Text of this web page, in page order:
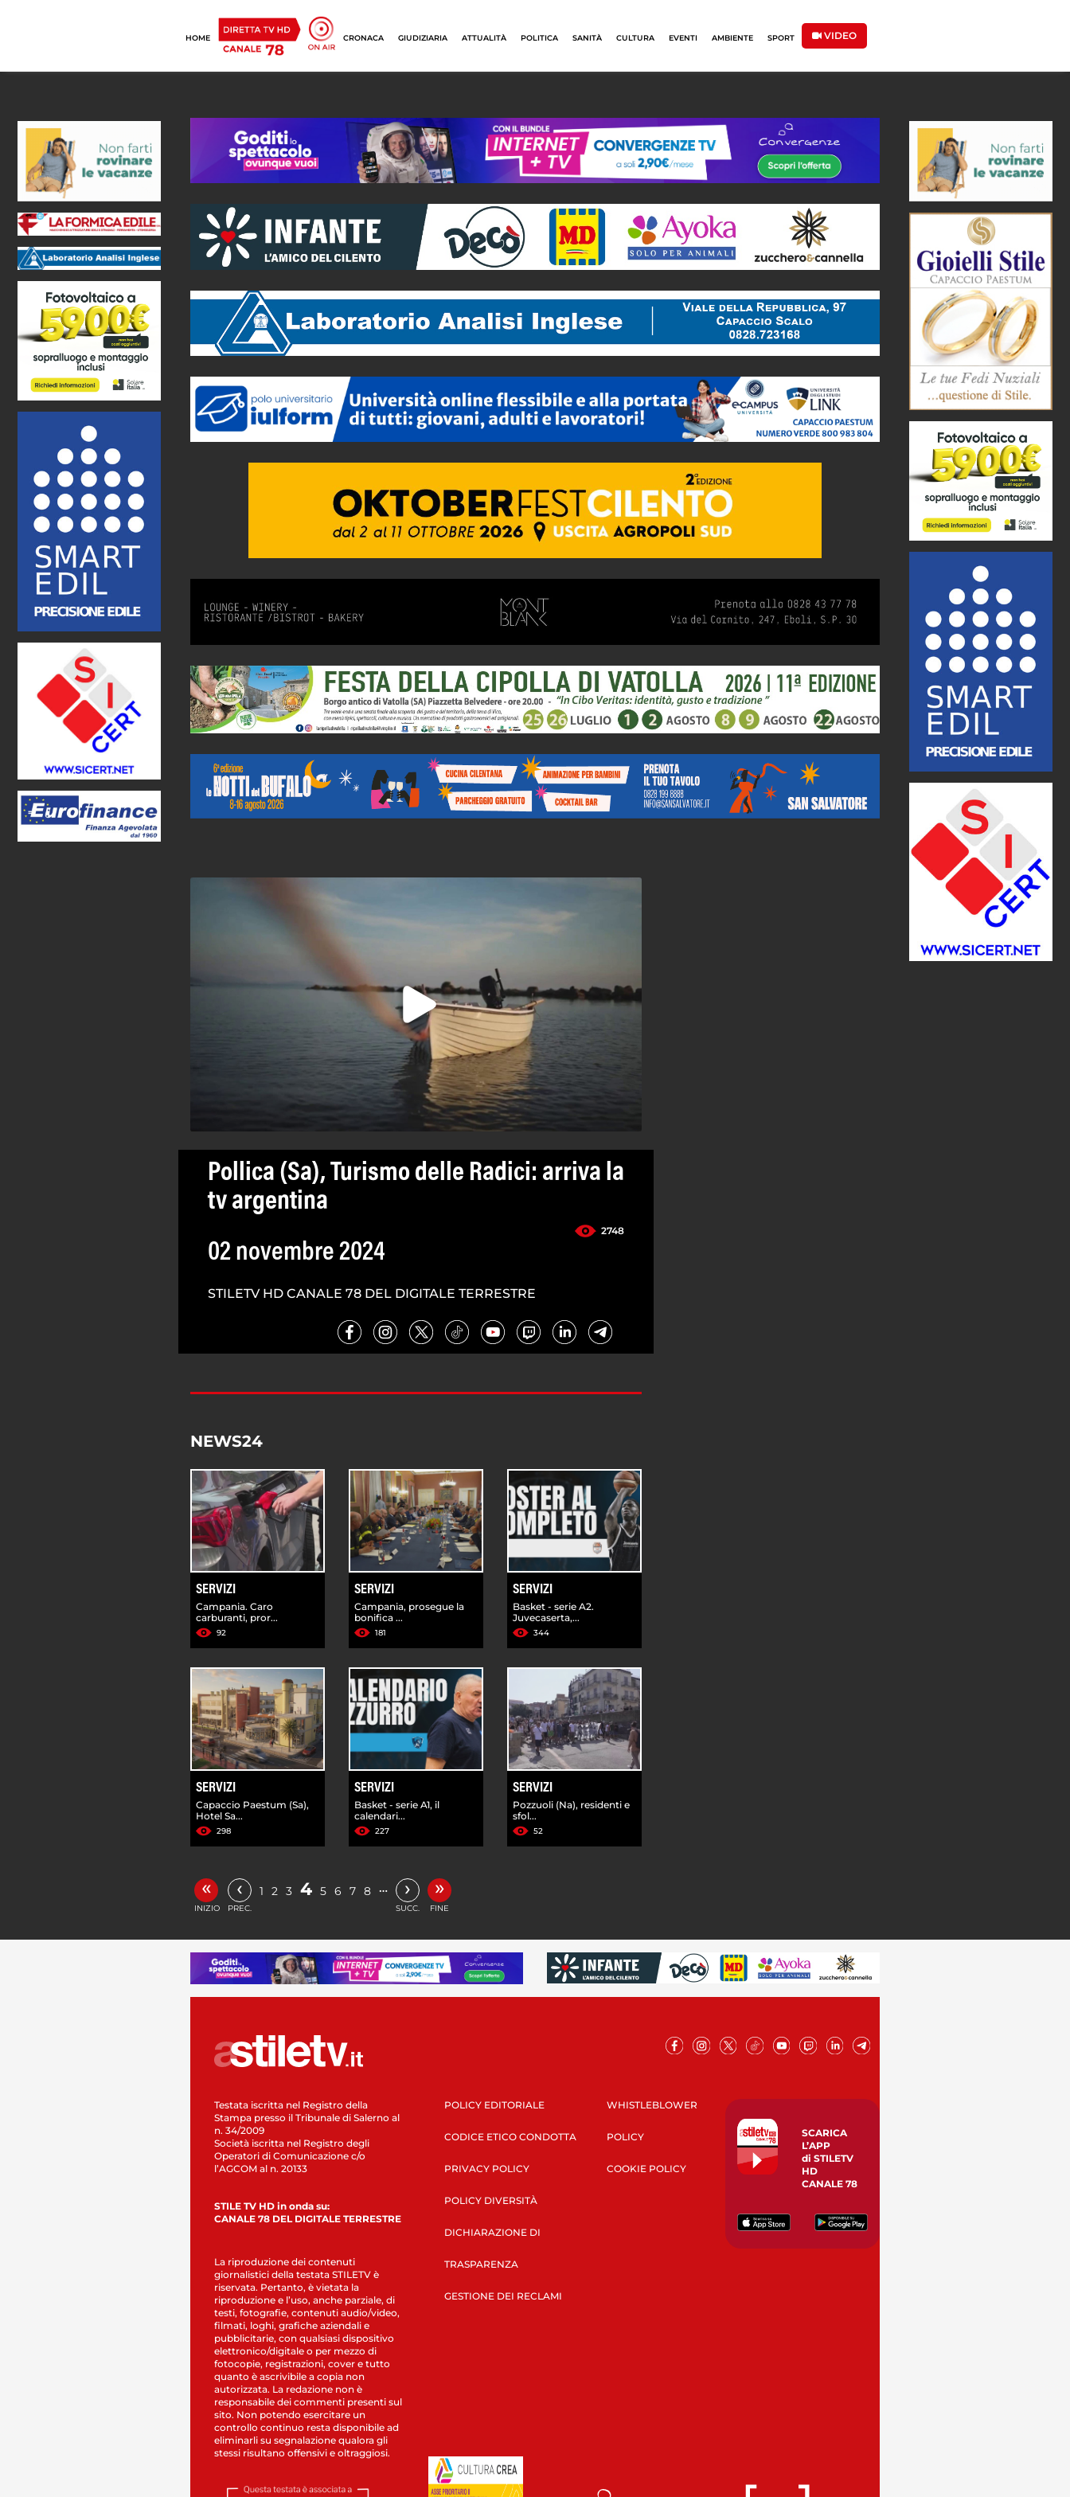
HOME CRONACA GIUDIZIARIA ATTUALITÀ POLITICA SANITÀ CULTURA EVENTI AMBIENTE SPORT VIDEO
Pollica (Sa), Turismo delle Radici: arriva la
tv argentina
2748
02 novembre 2024
STILETV HD CANALE 78 DEL DIGITALE TERRESTRE
NEWS24
SERVIZI
Campania. Caro
carburanti, pror...
92
SERVIZI
Campania, prosegue la
bonifica ...
181
SERVIZI
Basket - serie A2.
Juvecaserta,...
344
SERVIZI
Capaccio Paestum (Sa),
Hotel Sa...
298
SERVIZI
Basket - serie A1, il
calendari...
227
SERVIZI
Pozzuoli (Na), residenti e
sfol...
52
«
INIZIO
‹
PREC.
1 2 3 4 5 6 7 8 … ›
SUCC.
»
FINE
Testata iscritta nel Registro della
Stampa presso il Tribunale di Salerno al
n. 34/2009
Società iscritta nel Registro degli
Operatori di Comunicazione c/o
l’AGCOM al n. 20133
STILE TV HD in onda su:
CANALE 78 DEL DIGITALE TERRESTRE
La riproduzione dei contenuti
giornalistici della testata STILETV è
riservata. Pertanto, è vietata la
riproduzione e l’uso, anche parziale, di
testi, fotografie, contenuti audio/video,
filmati, loghi, grafiche aziendali e
pubblicitarie, con qualsiasi dispositivo
elettronico/digitale o per mezzo di
fotocopie, registrazioni, cover e tutto
quanto è ascrivibile a copia non
autorizzata. La redazione non è
responsabile dei commenti presenti sul
sito. Non potendo esercitare un
controllo continuo resta disponibile ad
eliminarli su segnalazione qualora gli
stessi risultano offensivi e oltraggiosi.
POLICY EDITORIALE
CODICE ETICO CONDOTTA
PRIVACY POLICY
POLICY DIVERSITÀ
DICHIARAZIONE DI
TRASPARENZA
GESTIONE DEI RECLAMI
WHISTLEBLOWER
POLICY
COOKIE POLICY
SCARICA
L’APP
di STILETV
HD
CANALE 78